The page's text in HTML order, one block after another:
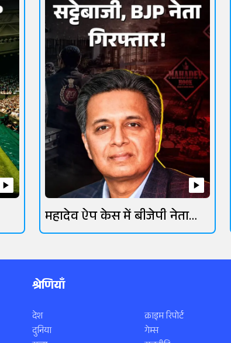
महादेव ऐप केस में बीजेपी नेता
गिरफ्तार
श्रेणियाँ
देश
दुनिया
क्राइम रिपोर्ट
गेम्स